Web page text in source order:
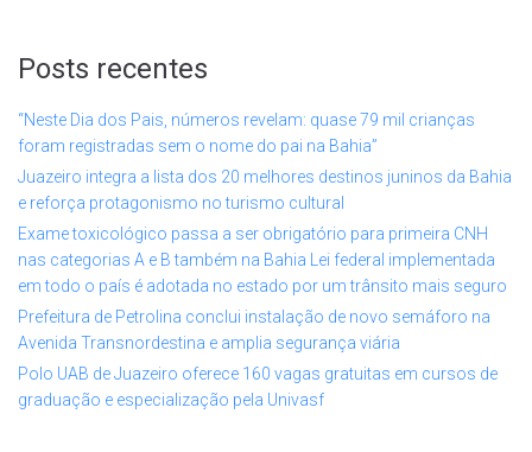
Posts recentes
“Neste Dia dos Pais, números revelam: quase 79 mil crianças
foram registradas sem o nome do pai na Bahia”
Juazeiro integra a lista dos 20 melhores destinos juninos da Bahia
e reforça protagonismo no turismo cultural
Exame toxicológico passa a ser obrigatório para primeira CNH
nas categorias A e B também na Bahia Lei federal implementada
em todo o país é adotada no estado por um trânsito mais seguro
Prefeitura de Petrolina conclui instalação de novo semáforo na
Avenida Transnordestina e amplia segurança viária
Polo UAB de Juazeiro oferece 160 vagas gratuitas em cursos de
graduação e especialização pela Univasf